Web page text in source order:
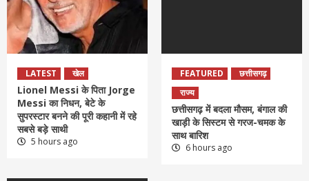
LATEST खेल
Lionel Messi के पिता Jorge
Messi का निधन, बेटे के
सुपरस्टार बनने की पूरी कहानी में रहे
सबसे बड़े साथी
5 hours ago
FEATURED
छत्तीसगढ़
राज्य
छत्तीसगढ़ में बदला मौसम, बंगाल की
खाड़ी के सिस्टम से गरज-चमक के
साथ बारिश
6 hours ago